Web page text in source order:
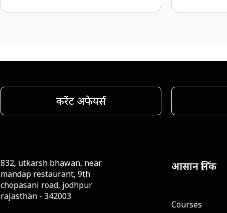
करेंट अफेयर्स
832, utkarsh bhawan, near
mandap restaurant, 9th
chopasani road, jodhpur
rajasthan - 342003
आसान लिंक
Courses